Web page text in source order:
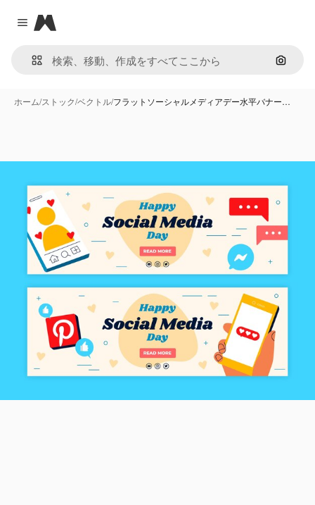
Close menu
Magnific
画像で
ホーム/ストック/ベクトル/フラットソーシャルメディアデー水平バナー…